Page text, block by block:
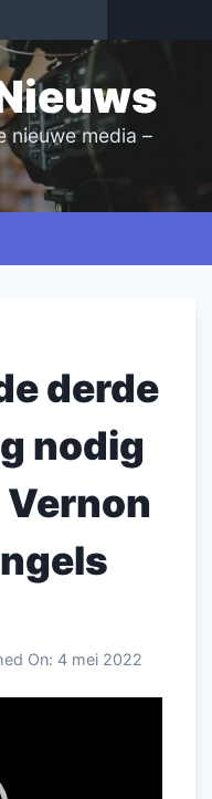
nieuwe media –
derde
nodig
Vernon
On: 4 mei 2022